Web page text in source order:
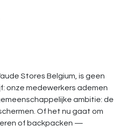
Stores Belgium, is geen
onze medewerkers ademen
ambitie: de
Of het nu gaat om
of backpacken —